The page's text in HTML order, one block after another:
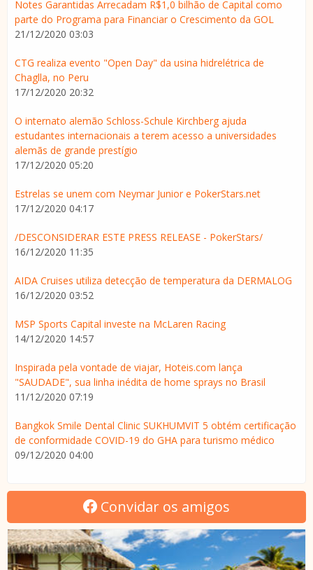
Notes Garantidas Arrecadam R$1,0 bilhão de Capital como
parte do Programa para Financiar o Crescimento da GOL
21/12/2020 03:03
CTG realiza evento "Open Day" da usina hidrelétrica de
Chaglla, no Peru
17/12/2020 20:32
O internato alemão Schloss-Schule Kirchberg ajuda
estudantes internacionais a terem acesso a universidades
alemãs de grande prestígio
17/12/2020 05:20
Estrelas se unem com Neymar Junior e PokerStars.net
17/12/2020 04:17
/DESCONSIDERAR ESTE PRESS RELEASE - PokerStars/
16/12/2020 11:35
AIDA Cruises utiliza detecção de temperatura da DERMALOG
16/12/2020 03:52
MSP Sports Capital investe na McLaren Racing
14/12/2020 14:57
Inspirada pela vontade de viajar, Hoteis.com lança
"SAUDADE", sua linha inédita de home sprays no Brasil
11/12/2020 07:19
Bangkok Smile Dental Clinic SUKHUMVIT 5 obtém certificação
de conformidade COVID-19 do GHA para turismo médico
09/12/2020 04:00
Convidar os amigos